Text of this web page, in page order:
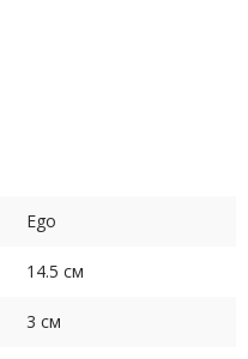
Ego
14.5 см
3 см